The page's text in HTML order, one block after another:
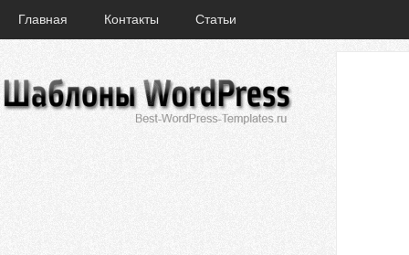
Главная Контакты Статьи